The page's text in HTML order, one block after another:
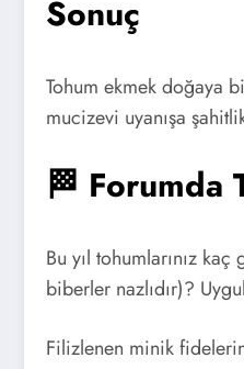
Sonuç
Tohum ekmek doğaya
mucizevi uyanışa
🏁 Forumda
Bu yıl tohumlarınız
biberler nazlıdır)?
Filizlenen minik